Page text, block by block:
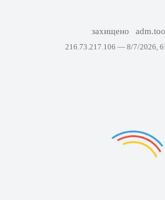
захищено
216.73.217.106 — 8/7/2026,